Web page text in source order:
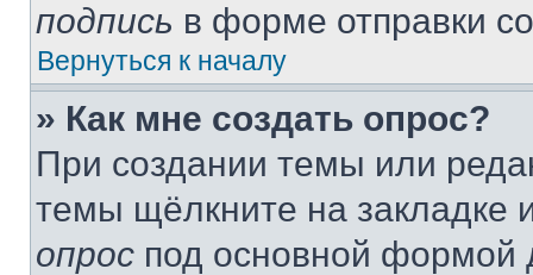
подпись в форме отправки
Вернуться к началу
» Как мне создать опрос?
При создании темы или
темы щёлкните на
опрос под основной формой